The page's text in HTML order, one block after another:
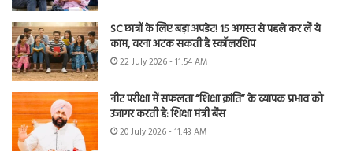
SC छात्रों के लिए बड़ा अपडेट! 15 अगस्त से पहले कर लें ये
काम, वरना अटक सकती है स्कॉलरशिप
22 July 2026 - 11:54 AM
नीट परीक्षा में सफलता “शिक्षा क्रांति” के व्यापक प्रभाव को
उजागर करती है: शिक्षा मंत्री बैंस
20 July 2026 - 11:43 AM